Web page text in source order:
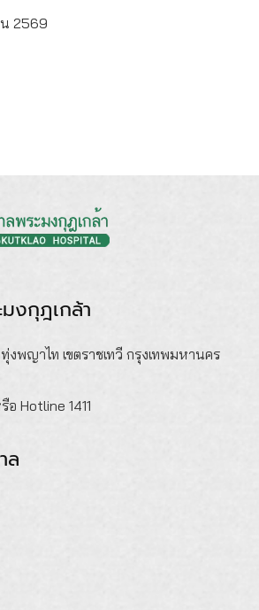
2569
งกุฎเกล้า
งพญาไท เขตราชเทวี กรุงเทพมหานคร
Hotline 1411
ล